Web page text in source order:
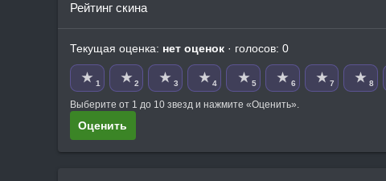
Рейтинг скина
Текущая оценка: нет оценок · голосов: 0
★ 1 ★ 2 ★ 3 ★ 4 ★ 5 ★ 6 ★ 7 ★ 8
Выберите от 1 до 10 звезд и нажмите «Оценить».
Оценить